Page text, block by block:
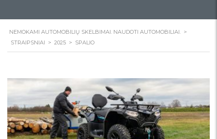
NEMOKAMI AUTOMOBILIŲ SKELBIMAI. NAUDOTI AUTOMOBILIAI. >
STRAIPSNIAI > 2025 > SPALIO